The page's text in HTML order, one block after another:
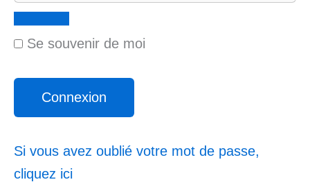
Se souvenir de moi
Si vous avez oublié votre mot de passe,
cliquez ici